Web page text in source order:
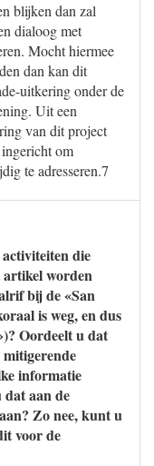
blijken dan zal
dialoog met
Mocht hiermee
dan kan dit
uitkering onder de
Uit een
van dit project
om
te adresseren.7
die
artikel worden
bij de «San
is weg, en dus
Oordeelt u dat
mitigerende
informatie
aan de
Zo nee, kunt u
voor de